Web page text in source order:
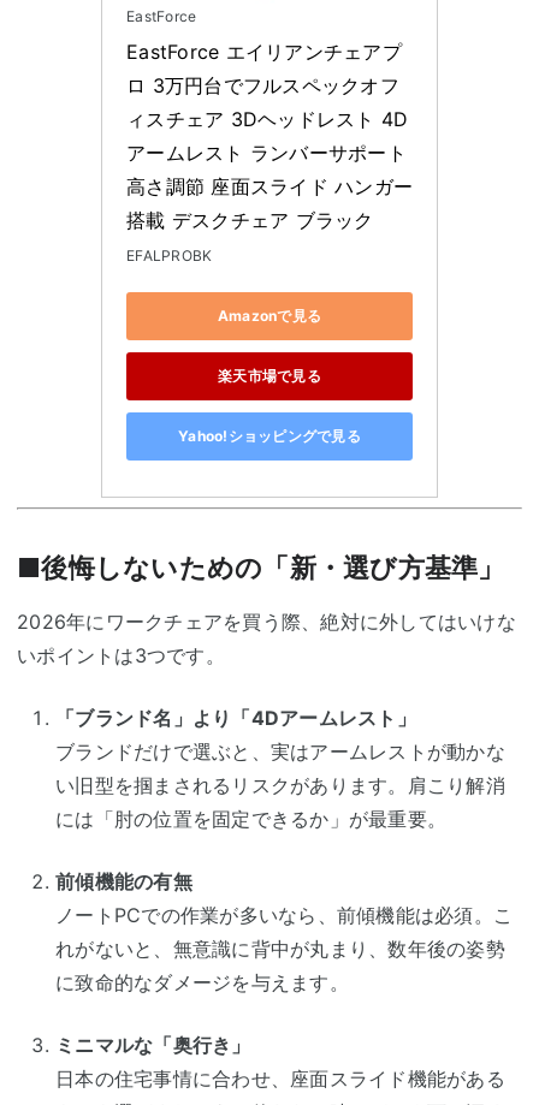
EastForce
EastForce エイリアンチェアプ
ロ 3万円台でフルスペックオフ
ィスチェア 3Dヘッドレスト 4D
アームレスト ランバーサポート
高さ調節 座面スライド ハンガー
搭載 デスクチェア ブラック
EFALPROBK
Amazonで見る
楽天市場で見る
Yahoo!ショッピングで見る
■後悔しないための「新・選び方基準」
2026年にワークチェアを買う際、絶対に外してはいけな
いポイントは3つです。
「ブランド名」より「4Dアームレスト」
ブランドだけで選ぶと、実はアームレストが動かな
い旧型を掴まされるリスクがあります。肩こり解消
には「肘の位置を固定できるか」が最重要。
前傾機能の有無
ノートPCでの作業が多いなら、前傾機能は必須。こ
れがないと、無意識に背中が丸まり、数年後の姿勢
に致命的なダメージを与えます。
ミニマルな「奥行き」
日本の住宅事情に合わせ、座面スライド機能がある